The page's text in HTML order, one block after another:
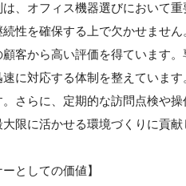
、オフィス機器選びにおいて
性を確保する上で欠かせませ
客から高い評価を得ています
に対応する体制を整えていま
さらに、定期的な訪問点検や
限に活かせる環境づくりに貢献
としての価値】